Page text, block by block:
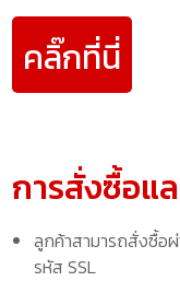
คลิ๊กที่นี่
การสั่งซื้อแล
ลูกค้าสามารถสั่งซื้อผ่
รหัส SSL